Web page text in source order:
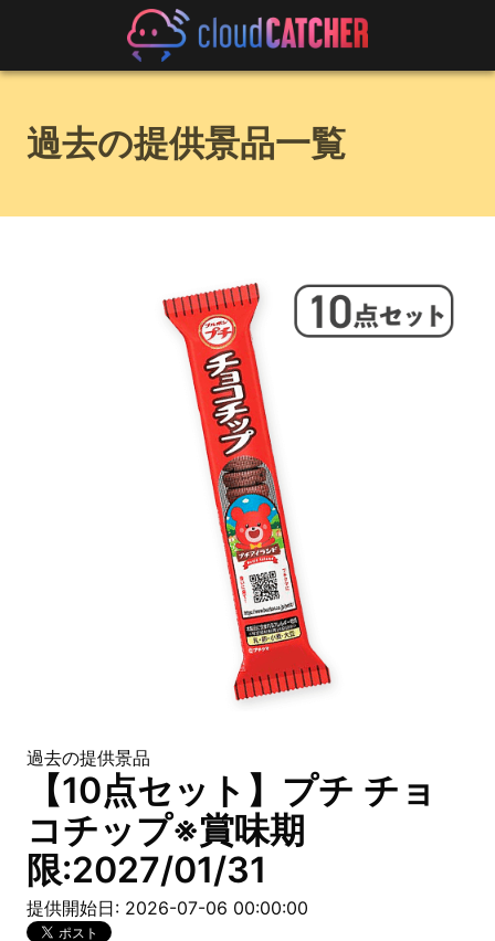
過去の提供景品一覧
過去の提供景品
【10点セット】プチ チョ
コチップ※賞味期
限:2027/01/31
提供開始日: 2026-07-06 00:00:00